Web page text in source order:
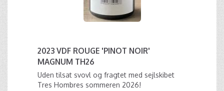
2023 VDF ROUGE 'PINOT NOIR'
MAGNUM TH26
Uden tilsat svovl og fragtet med sejlskibet
Tres Hombres sommeren 2026!